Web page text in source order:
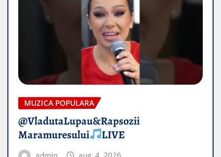
MUZICA POPULARA
@VladutaLupau&Rapsozii
Maramuresului
LIVE
admin aug. 4, 2026